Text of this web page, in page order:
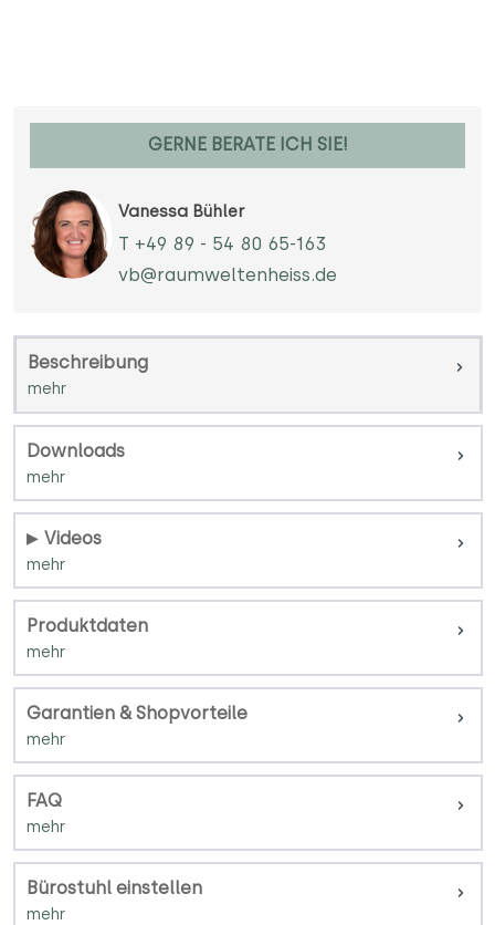
GERNE BERATE ICH SIE!
Vanessa Bühler
T +49 89 - 54 80 65-163
vb@raumweltenheiss.de
Beschreibung
Downloads
Videos
Produktdaten
Garantien & Shopvorteile
FAQ
Bürostuhl einstellen